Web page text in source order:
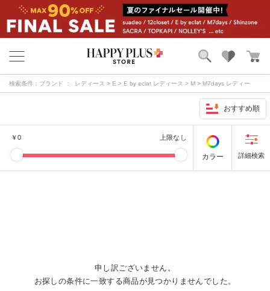
カテゴリ
特集
検索条件： ブランド ： レディース > E > E by eclat レディース > M > M7days レディー
おすすめ順
￥0 上限なし
カラー
申し訳ございません。
お探しの条件に一致する商品が見つかりませんでした。